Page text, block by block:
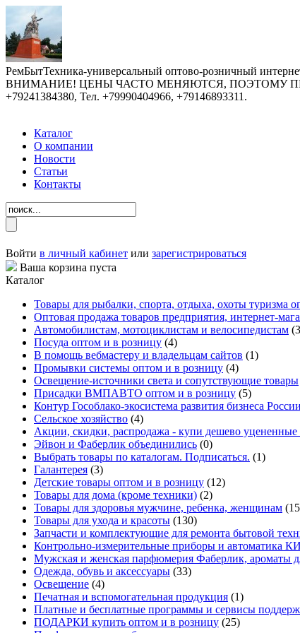
РемБытТехника-универсальный оптово-розничный
ВНИМАНИЕ! ЦЕНЫ ЧАСТО МЕНЯЮТСЯ, ПОЭТОМУ
+79241384380, Тел. +79990404966, +79146893311.
Каталог
О компании
Новости
Статьи
Контакты
Войти в личный кабинет или зарегистрироваться
Ваша корзина пуста
Каталог
Товары для рыбалки, спорта, отдыха, охоты туризма
Оптовая продажа товаров предприятия, интернет-
Автомобилистам, мотоциклистам и велосипедистам
Посуда оптом и в розницу (4)
В помощь вебмастеру и владельцам сайтов (1)
Промывки системы оптом и в розницу (4)
Освещение-источники света и сопутствующие товары
Присадки ВМПАВТО оптом и в розницу (5)
Контур Гособлако-экосистема развития бизнеса России
Сельское хозяйство (4)
Акции, скидки, распродажа - купи дешево уцененные
Эйвон и Фаберлик объединились (0)
Выбрать товары по каталогам. Подписаться. (1)
Галантерея (3)
Детские товары оптом и в розницу (12)
Товары для дома (кроме техники) (2)
Товары для здоровья мужчине, ребенка, женщинам
Товары для ухода и красоты (130)
Запчасти и комплектующие для ремонта бытовой
Контрольно-измерительные приборы и автоматика
Мужская и женская парфюмерия Фаберлик, ароматы
Одежда, обувь и аксессуары (33)
Освещение (4)
Печатная и вспомогательная продукция (1)
Платные и бесплатные программы и сервисы
ПОДАРКИ купить оптом и в розницу (25)